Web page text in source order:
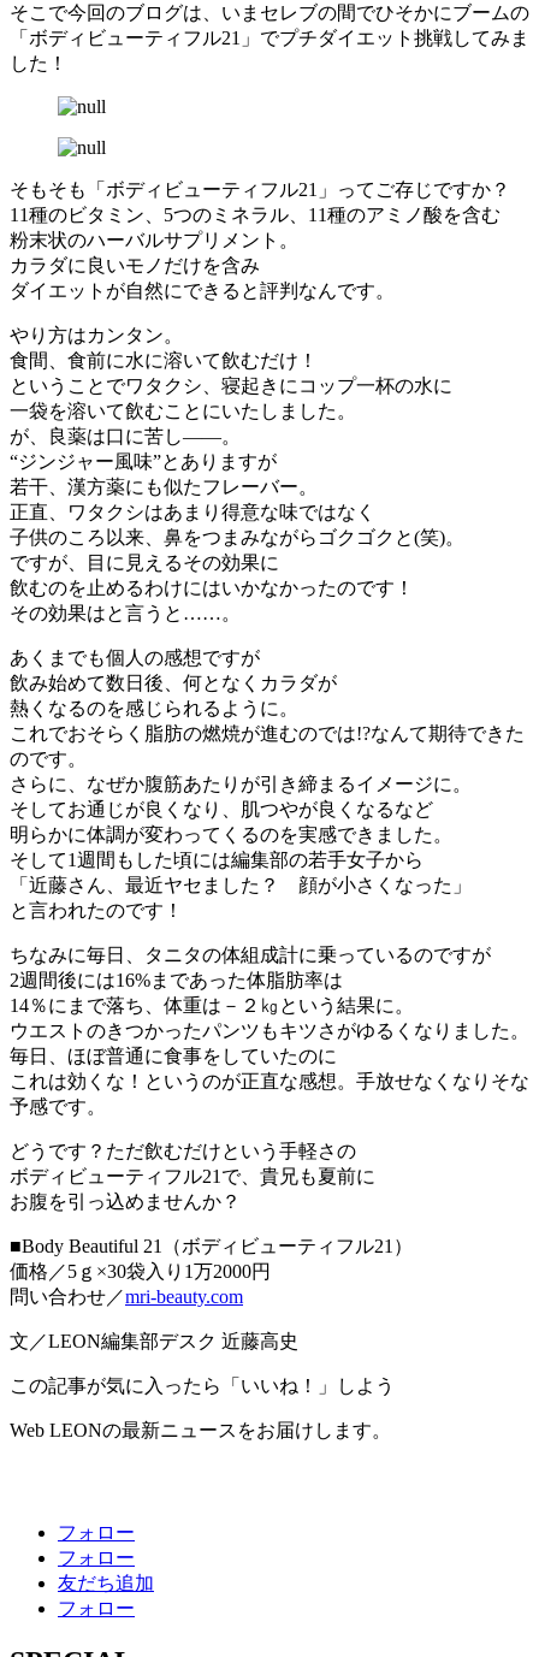
そこで今回のブログは、いまセレブの間でひそかにブームの
「ボディビューティフル21」でプチダイエット挑戦してみま
した！
そもそも「ボディビューティフル21」ってご存じですか？
11種のビタミン、5つのミネラル、11種のアミノ酸を含む
粉末状のハーバルサプリメント。
カラダに良いモノだけを含み
ダイエットが自然にできると評判なんです。
やり方はカンタン。
食間、食前に水に溶いて飲むだけ！
ということでワタクシ、寝起きにコップ一杯の水に
一袋を溶いて飲むことにいたしました。
が、良薬は口に苦し――。
“ジンジャー風味”とありますが
若干、漢方薬にも似たフレーバー。
正直、ワタクシはあまり得意な味ではなく
子供のころ以来、鼻をつまみながらゴクゴクと(笑)。
ですが、目に見えるその効果に
飲むのを止めるわけにはいかなかったのです！
その効果はと言うと……。
あくまでも個人の感想ですが
飲み始めて数日後、何となくカラダが
熱くなるのを感じられるように。
これでおそらく脂肪の燃焼が進むのでは!?なんて期待できた
のです。
さらに、なぜか腹筋あたりが引き締まるイメージに。
そしてお通じが良くなり、肌つやが良くなるなど
明らかに体調が変わってくるのを実感できました。
そして1週間もした頃には編集部の若手女子から
「近藤さん、最近ヤセました？ 顔が小さくなった」
と言われたのです！
ちなみに毎日、タニタの体組成計に乗っているのですが
2週間後には16%まであった体脂肪率は
14％にまで落ち、体重は－２㎏という結果に。
ウエストのきつかったパンツもキツさがゆるくなりました。
毎日、ほぼ普通に食事をしていたのに
これは効くな！というのが正直な感想。手放せなくなりそな
予感です。
どうです？ただ飲むだけという手軽さの
ボディビューティフル21で、貴兄も夏前に
お腹を引っ込めませんか？
■Body Beautiful 21（ボディビューティフル21）
価格／5ｇ×30袋入り1万2000円
問い合わせ／mri-beauty.com
文／LEON編集部デスク 近藤高史
この記事が気に入ったら「いいね！」しよう
Web LEONの最新ニュースをお届けします。
フォロー
フォロー
友だち追加
フォロー